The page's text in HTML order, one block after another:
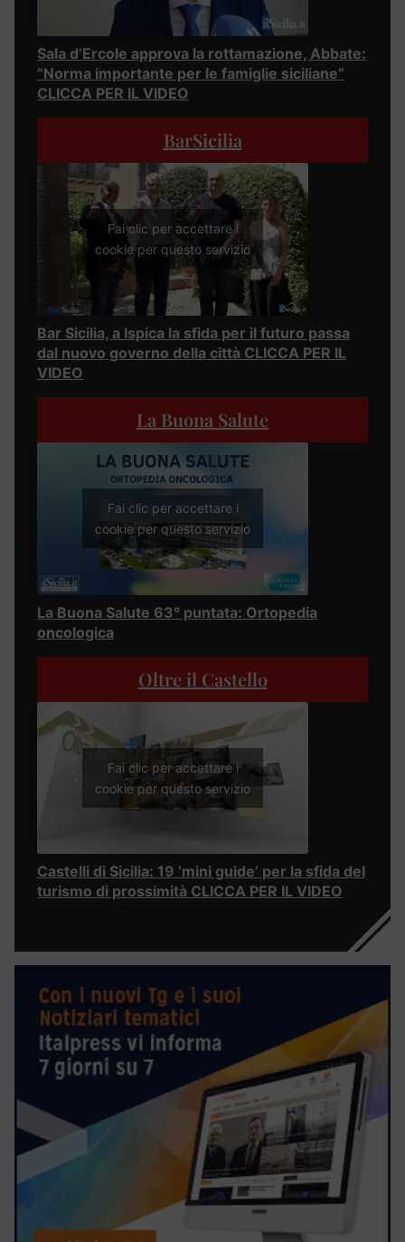
Sala d’Ercole approva la rottamazione, Abbate:
“Norma importante per le famiglie siciliane”
CLICCA PER IL VIDEO
BarSicilia
Fai clic per accettare i
cookie per questo servizio
Bar Sicilia, a Ispica la sfida per il futuro passa
dal nuovo governo della città CLICCA PER IL
VIDEO
La Buona Salute
Fai clic per accettare i
cookie per questo servizio
La Buona Salute 63° puntata: Ortopedia
oncologica
Oltre il Castello
Fai clic per accettare i
cookie per questo servizio
Castelli di Sicilia: 19 ‘mini guide’ per la sfida del
turismo di prossimità CLICCA PER IL VIDEO